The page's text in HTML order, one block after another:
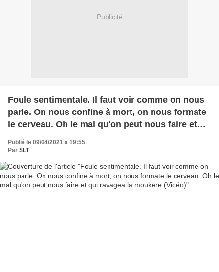
Publicité
Foule sentimentale. Il faut voir comme on nous
parle. On nous confine à mort, on nous formate
le cerveau. Oh le mal qu'on peut nous faire et
Publié le 09/04/2021 à 19:55
Par SLT